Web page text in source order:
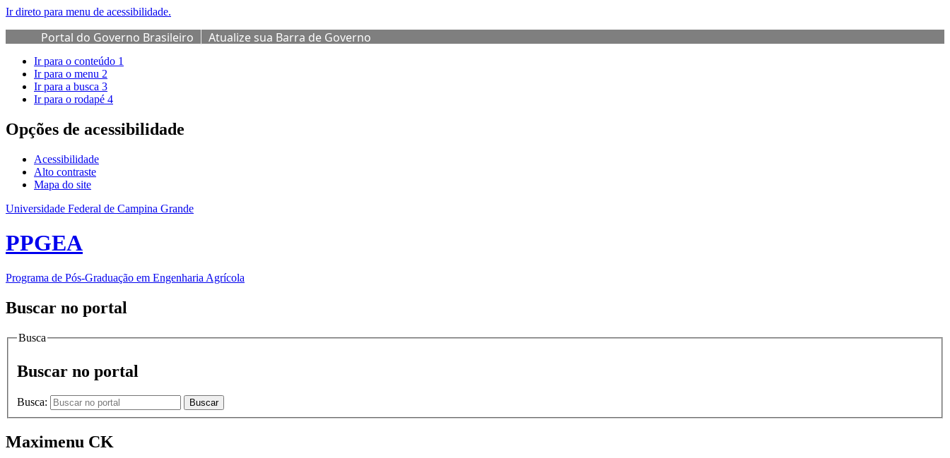
Ir direto para menu de acessibilidade.
Portal do Governo Brasileiro Atualize sua Barra de Governo
Ir para o conteúdo 1
Ir para o menu 2
Ir para a busca 3
Ir para o rodapé 4
Opções de acessibilidade
Acessibilidade
Alto contraste
Mapa do site
Universidade Federal de Campina Grande
PPGEA
Programa de Pós-Graduação em Engenharia Agrícola
Buscar no portal
Busca
Buscar no portal
Busca: Buscar
Maximenu CK